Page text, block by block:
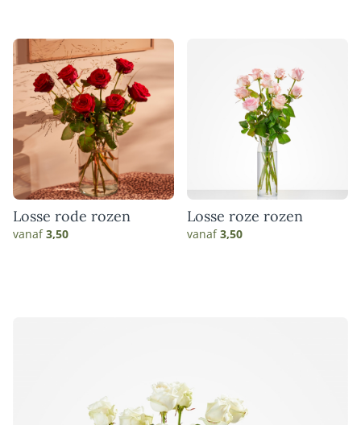
Losse rode rozen
vanaf3,50
Losse roze rozen
vanaf3,50